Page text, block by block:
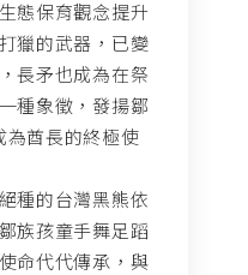
態保育觀念提升
獵的武器，已變
長矛也成為在祭
種象徵，發揚鄒
為酋長的終極使
種的台灣黑熊依
族孩童手舞足蹈
命代代傳承，與